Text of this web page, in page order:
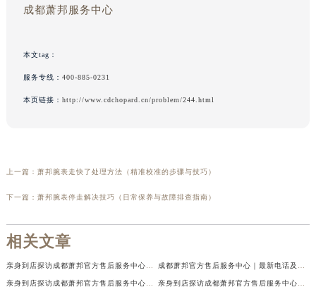
成都萧邦服务中心
本文tag：
服务专线： 400-885-0231
本页链接： http://www.cdchopard.cn/problem/244.html
上一篇： 萧邦腕表走快了处理方法（精准校准的步骤与技巧）
下一篇： 萧邦腕表停走解决技巧（日常保养与故障排查指南）
相关文章